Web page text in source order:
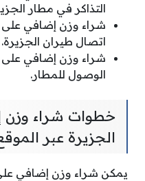
التذاكر في مطار
شراء وزن إضافي على
اتصال طيران الجزيرة.
شراء وزن إضافي على
الوصول للمطار.
خطوات شراء وزن
الجزيرة عبر
يمكن شراء وزن إضافي